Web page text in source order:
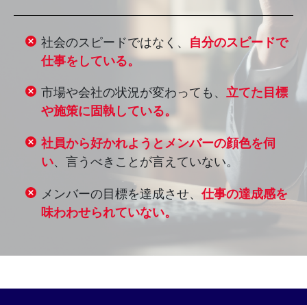
社会のスピードではなく、 自分のスピードで
仕事をしている。
市場や会社の状況が変わっても、 立てた目標
や施策に固執している。
社員から好かれようとメンバーの顔色を伺
い、言うべきことが言えていない。
メンバーの目標を達成させ、仕事の達成感を
味わわせられていない。